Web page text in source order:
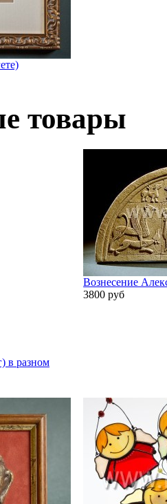
товары
в разном
Вознесение
3800 руб